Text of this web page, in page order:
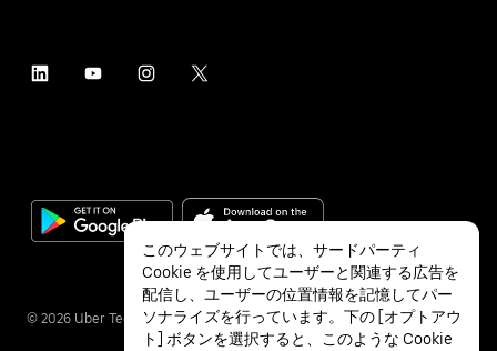
© 2026 Uber Technologies Inc.
このウェブサイトでは、サードパーティ
Cookie を使用してユーザーと関連する広告を
配信し、ユーザーの位置情報を記憶してパー
ソナライズを行っています。下の [オプトアウ
ト] ボタンを選択すると、このような Cookie